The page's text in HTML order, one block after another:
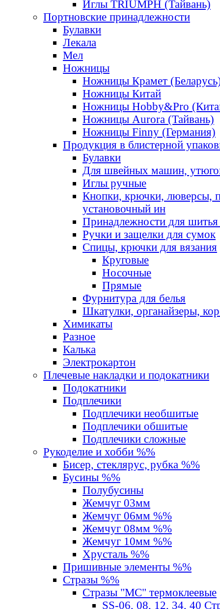
Иглы TRIUMPH (Тайвань)
Портновские принадлежности
Булавки
Лекала
Мел
Ножницы
Ножницы Крамет
Ножницы Китай
Ножницы Hobby&Pro
Ножницы Aurora (Тайвань)
Ножницы Finny (Германия)
Продукция в блистерной
Булавки
Для швейных машин,
Иглы ручные
Кнопки, крючки, люверсы,
установочный ин
Принадлежности для шитья
Ручки и защелки для сумок
Спицы, крючки для вязания
Круговые
Носочные
Прямые
Фурнитура для белья
Шкатулки, органайзеры,
Химикаты
Разное
Калька
Электрокартон
Плечевые накладки и подокатники
Подокатники
Подплечики
Подплечики необшитые
Подплечики обшитые
Подплечики сложные
Рукоделие и хобби %%
Бисер, стеклярус, рубка %%
Бусины %%
Полубусины
Жемчуг 03мм
Жемчуг 06мм %%
Жемчуг 08мм %%
Жемчуг 10мм %%
Хрусталь %%
Пришивные элементы %%
Стразы %%
Стразы "MС" термоклеевые
SS-06, 08, 12, 34, 40